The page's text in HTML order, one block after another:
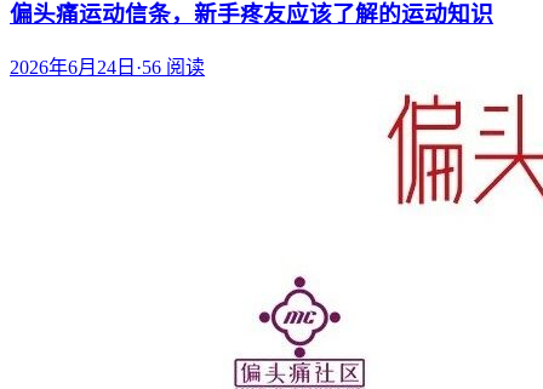
偏头痛运动信条，新手疼友应该了解的运动知识
2026年6月24日 ·56 阅读